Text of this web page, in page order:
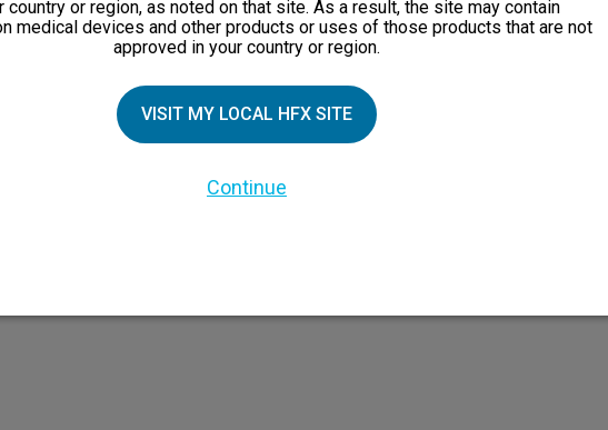
Sicherheitsinformationen
Für HFX-Patienten
country or region, as noted on that site. As a result, the site may contain
medical devices and other products or uses of those products that are not
approved in your country or region.
VISIT MY LOCAL HFX SITE
Continue